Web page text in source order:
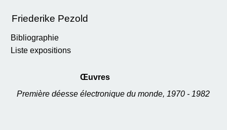
Friederike Pezold
Bibliographie
Liste expositions
Œuvres
Première déesse électronique du monde, 1970 - 1982